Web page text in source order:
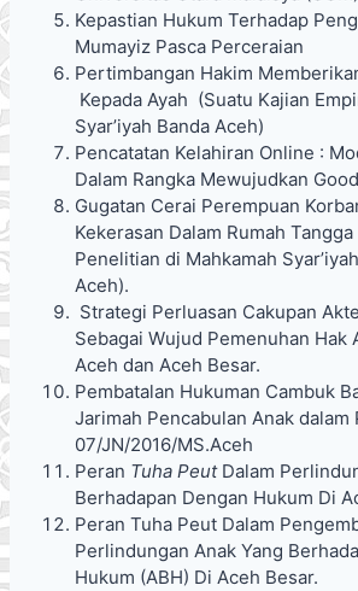
Kepastian Hukum Terhadap
Mumayiz Pasca Perceraian
Pertimbangan Hakim
Kepada Ayah (Suatu Kajian
Syar’iyah Banda Aceh)
Pencatatan Kelahiran Online :
Dalam Rangka Mewujudkan
Gugatan Cerai Perempuan
Kekerasan Dalam Rumah Tangga
Penelitian di Mahkamah
Aceh).
Strategi Perluasan Cakupan
Sebagai Wujud Pemenuhan Hak
Aceh dan Aceh Besar.
Pembatalan Hukuman Cambuk
Jarimah Pencabulan Anak dalam
07/JN/2016/MS.Aceh
Peran Tuha Peut Dalam
Berhadapan Dengan Hukum Di
Peran Tuha Peut Dalam
Perlindungan Anak Yang
Hukum (ABH) Di Aceh Besar.